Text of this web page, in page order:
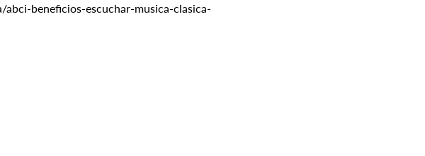
beneficios-escuchar-musica-clasica-